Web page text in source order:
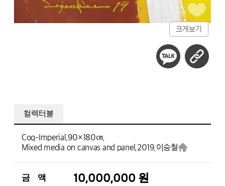
크게보기
컬렉터블
Coq-Imperial,90×180㎝,
Mixed media on canvas and panel, 2019, 이승철
금 액 10,000,000 원